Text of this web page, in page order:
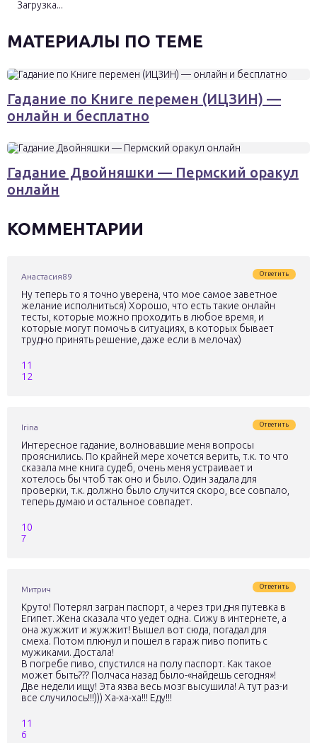
Загрузка...
МАТЕРИАЛЫ ПО ТЕМЕ
Гадание по Книге перемен (ИЦЗИН) —
онлайн и бесплатно
Гадание Двойняшки — Пермский оракул
онлайн
КОММЕНТАРИИ
Анастасия89 Ответить
Ну теперь то я точно уверена, что мое самое заветное
желание исполниться) Хорошо, что есть такие онлайн
тесты, которые можно проходить в любое время, и
которые могут помочь в ситуациях, в которых бывает
трудно принять решение, даже если в мелочах)
11
12
Irina Ответить
Интересное гадание, волновавшие меня вопросы
прояснились. По крайней мере хочется верить, т.к. то что
сказала мне книга судеб, очень меня устраивает и
хотелось бы чтоб так оно и было. Один задала для
проверки, т.к. должно было случится скоро, все совпало,
теперь думаю и остальное совпадет.
10
7
Митрич Ответить
Круто! Потерял загран паспорт, а через три дня путевка в
Египет. Жена сказала что уедет одна. Сижу в интернете, а
она жужжит и жужжит! Вышел вот сюда, погадал для
смеха. Потом плюнул и пошел в гараж пиво попить с
мужиками. Достала!
В погребе пиво, спустился на полу паспорт. Как такое
может быть??? Полчаса назад было-«найдешь сегодня»!
Две недели ищу! Эта язва весь мозг высушила! А тут раз-и
все случилось!!!))) Ха-ха-ха!!! Еду!!!
11
6